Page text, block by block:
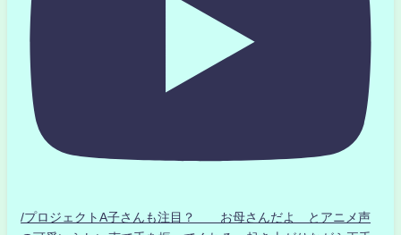
/プロジェクトA子さんも注目？ お母さんだよ とアニメ声